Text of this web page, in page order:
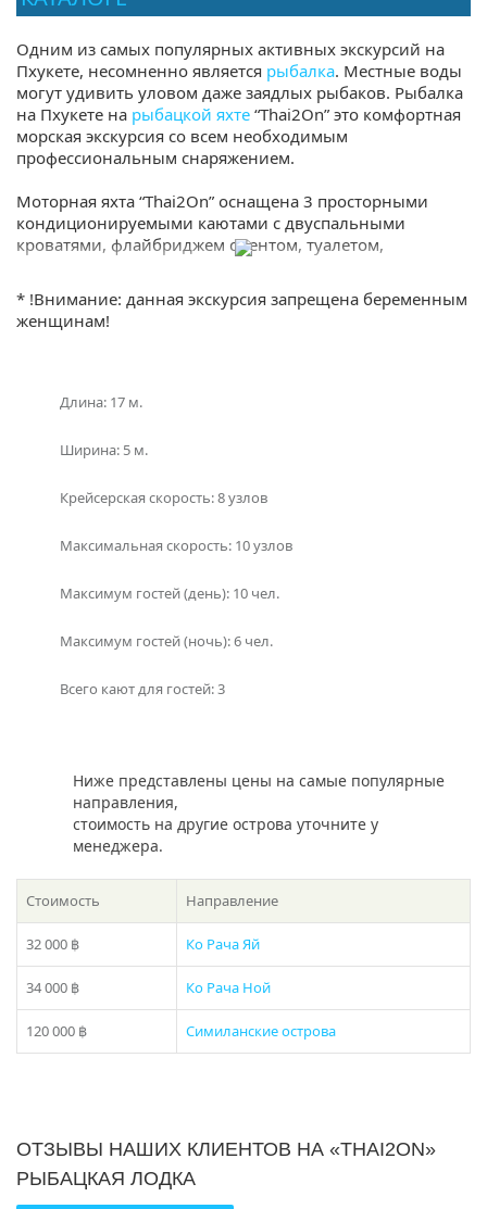
Одним из самых популярных активных экскурсий на
Пхукете, несомненно является рыбалка. Местные воды
могут удивить уловом даже заядлых рыбаков. Рыбалка
на Пхукете на рыбацкой яхте “Thai2On” это комфортная
морская экскурсия со всем необходимым
профессиональным снаряжением.
Моторная яхта “Thai2On” оснащена 3 просторными
кондиционируемыми каютами с двуспальными
кроватями, флайбриджем с тентом, туалетом,
двумя мощными моторами. Именно поэтому аренда
моторного судна “Thai2On” пользуется наибольшим
спросом на дальние путешествия или рыбалку с
улова, фрукты, напитки, а также маски и трубки для
снорклинга.
На лодке есть все необходимое оборудование:
-Эхолокатор
— GPS
— даунриггеры
Нужна помощь в выборе направления или экскурсии?
* !Внимание: данная экскурсия запрещена беременным
женщинам!
Длина: 17 м.
Ширина: 5 м.
Крейсерская скорость: 8 узлов
Максимальная скорость: 10 узлов
Максимум гостей (день): 10 чел.
Максимум гостей (ночь): 6 чел.
Всего кают для гостей: 3
Ниже представлены цены на самые популярные
направления,
стоимость на другие острова уточните у
менеджера.
Стоимость Направление
32 000 ฿ Ко Рача Яй
34 000 ฿ Ко Рача Ной
120 000 ฿ Симиланские острова
ОТЗЫВЫ НАШИХ КЛИЕНТОВ НА «THAI2ON»
РЫБАЦКАЯ ЛОДКА